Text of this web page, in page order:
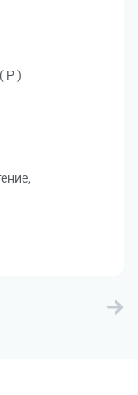
Р )